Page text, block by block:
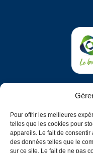
Pour offrir les meilleures
telles que les cookies pour
appareils. Le fait de
des données telles que le
sur ce site. Le fait de ne pas